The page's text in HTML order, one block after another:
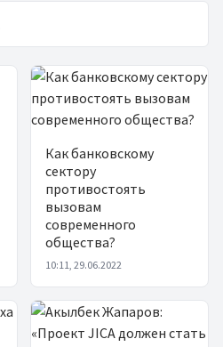
Как банковскому
сектору
противостоять
вызовам
современного
общества?
10:11, 29.06.2022